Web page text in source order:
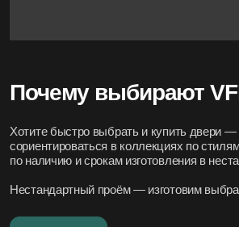
Почему выбирают
Хотите быстро выбрать и купить двери
сориентироваться в коллекциях по стилям и
по наличию и срокам изготовления в
Нестандартный проём — изготовим